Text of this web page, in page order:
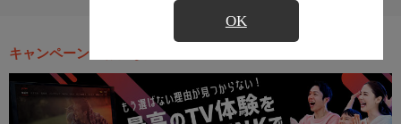
OK
キャンペーン・お得な情報